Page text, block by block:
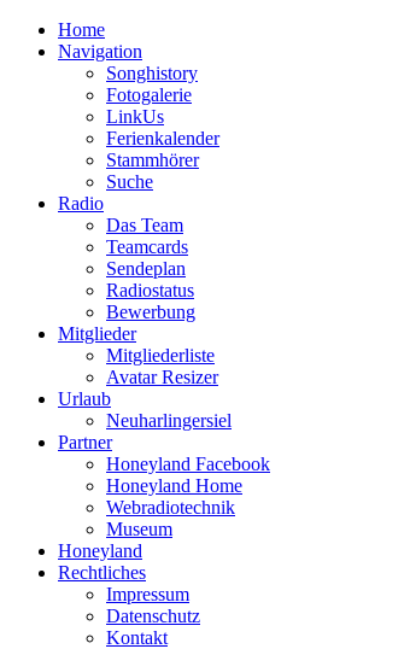
Home
Navigation
Songhistory
Fotogalerie
LinkUs
Ferienkalender
Stammhörer
Suche
Radio
Das Team
Teamcards
Sendeplan
Radiostatus
Bewerbung
Mitglieder
Mitgliederliste
Avatar Resizer
Urlaub
Neuharlingersiel
Partner
Honeyland Facebook
Honeyland Home
Webradiotechnik
Museum
Honeyland
Rechtliches
Impressum
Datenschutz
Kontakt